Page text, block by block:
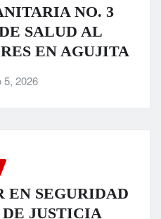
NO. 3
SALUD AL
EN AGUJITA
5, 2026
SEGURIDAD
JUSTICIA